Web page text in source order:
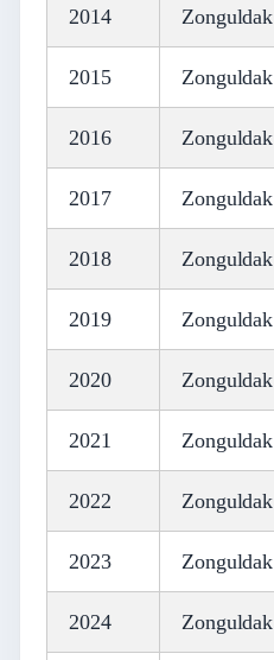
2014 Zonguldak
2015 Zonguldak
2016 Zonguldak
2017 Zonguldak
2018 Zonguldak
2019 Zonguldak
2020 Zonguldak
2021 Zonguldak
2022 Zonguldak
2023 Zonguldak
2024 Zonguldak